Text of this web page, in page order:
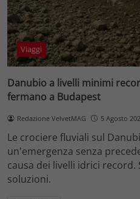
Viaggi
Danubio a livelli minimi
fermano a Budapest
Redazione VelvetMAG 5 Agosto
Le crociere fluviali sul
un'emergenza senza
causa dei livelli idrici record.
soluzioni.